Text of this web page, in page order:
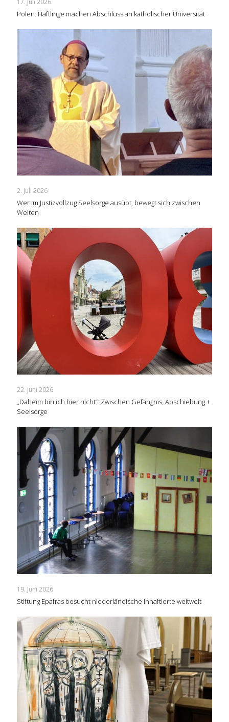
Polen: Häftlinge machen Abschluss an katholischer Universität
2. Juli 2026
Wer im Justizvollzug Seelsorge ausübt, bewegt sich zwischen
Welten
22. Juni 2026
„Daheim bin ich hier nicht“: Zwischen Gefängnis, Abschiebung +
Seelsorge
19. Juni 2026
Stiftung Epafras besucht niederländische Inhaftierte weltweit